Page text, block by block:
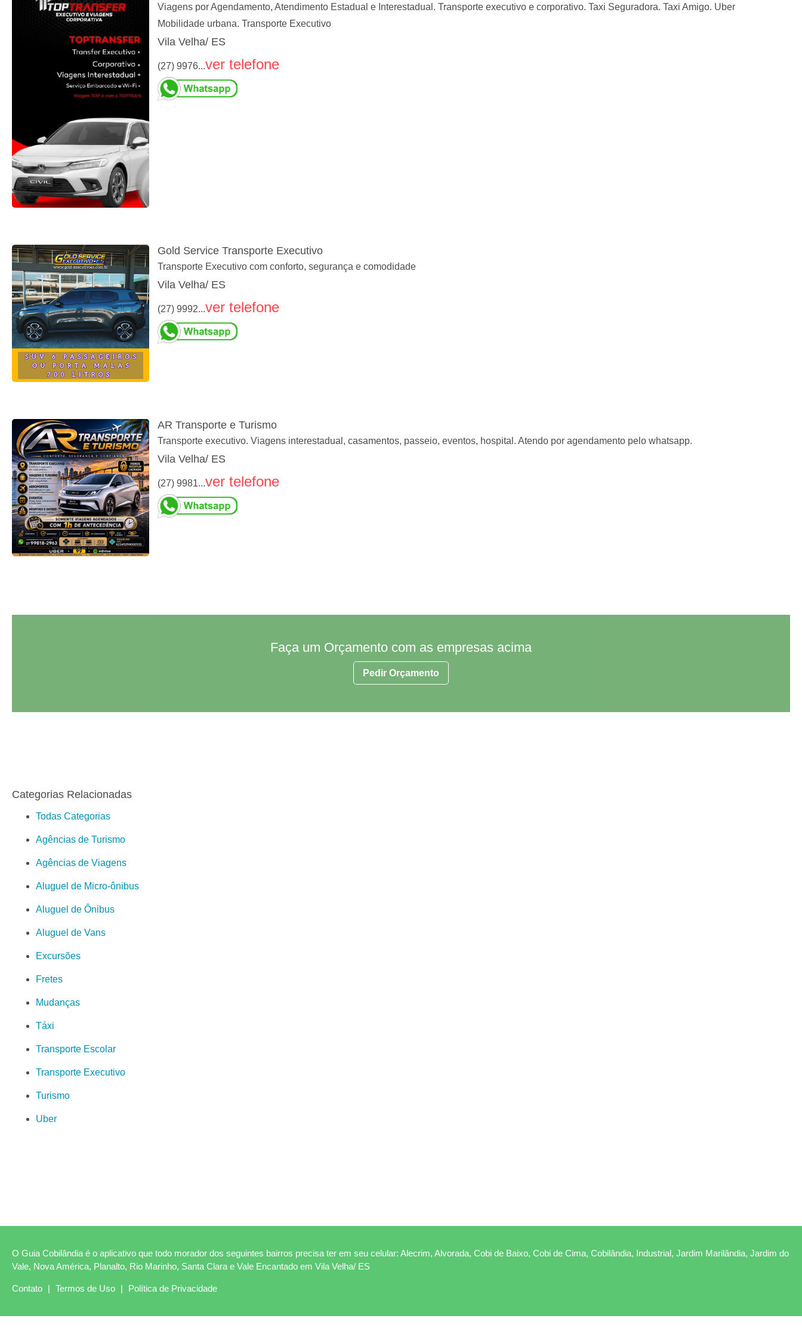
Viagens por Agendamento, Atendimento Estadual e Interestadual. Transporte executivo e corporativo. Taxi Seguradora. Taxi Amigo. Uber
Mobilidade urbana. Transporte Executivo
Vila Velha/ ES
(27) 9976...ver telefone
Gold Service Transporte Executivo
Transporte Executivo com conforto, segurança e comodidade
Vila Velha/ ES
(27) 9992...ver telefone
AR Transporte e Turismo
Transporte executivo. Viagens interestadual, casamentos, passeio, eventos, hospital. Atendo por agendamento pelo whatsapp.
Vila Velha/ ES
(27) 9981...ver telefone
Faça um Orçamento com as empresas acima
Pedir Orçamento
Categorias Relacionadas
Todas Categorias
Agências de Turismo
Agências de Viagens
Aluguel de Micro-ônibus
Aluguel de Ônibus
Aluguel de Vans
Excursões
Fretes
Mudanças
Táxi
Transporte Escolar
Transporte Executivo
Turismo
Uber
O Guia Cobilândia é o aplicativo que todo morador dos seguintes bairros precisa ter em seu celular: Alecrim, Alvorada, Cobi de Baixo, Cobi de Cima, Cobilândia, Industrial, Jardim Marilândia, Jardim do
Vale, Nova América, Planalto, Rio Marinho, Santa Clara e Vale Encantado em Vila Velha/ ES
Contato | Termos de Uso | Política de Privacidade